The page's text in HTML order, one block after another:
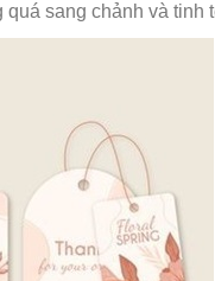
quá sang chảnh và tinh